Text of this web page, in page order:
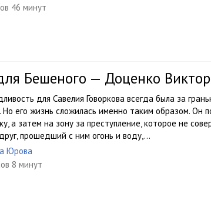
46 минут
Бешеного — Доценко Виктор
для Савелия Говоркова всегда была за
Но его жизнь сложилась именно таким образом. Он
а затем на зону за преступление, которое не
прошедший с ним огонь и воду,...
Юрова
8 минут